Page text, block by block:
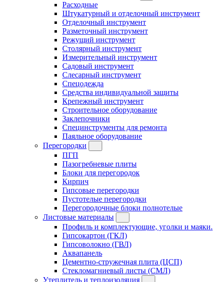
Расходные
Штукатурный и отделочный инструмент
Отделочный инструмент
Разметочный инструмент
Режущий инструмент
Столярный инструмент
Измерительный инструмент
Садовый инструмент
Слесарный инструмент
Спецодежда
Средства индивидуальной защиты
Крепежный инструмент
Строительное оборудование
Заклепочники
Специнструменты для ремонта
Паяльное оборудование
Перегородки
ПГП
Пазогребневые плиты
Блоки для перегородок
Кирпич
Гипсовые перегородки
Пустотелые перегородки
Перегородочные блоки полнотелые
Листовые материалы
Профиль и комплектующие, уголки и маяки.
Гипсокартон (ГКЛ)
Гипсоволокно (ГВЛ)
Аквапанель
Цементно-стружечная плита (ЦСП)
Стекломагниевый листы (СМЛ)
Утеплитель и теплоизоляция